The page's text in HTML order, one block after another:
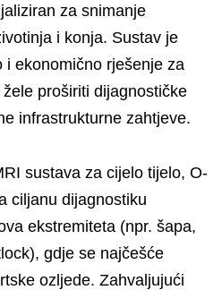
za snimanje
i konja. Sustav je
i ekonomično rješenje za
proširiti dijagnostičke
infrastrukturne zahtjeve.
sustava za cijelo tijelo, O-
ciljanu dijagnostiku
ekstremiteta (npr. šapa,
gdje se najčešće
ozljede. Zahvaljujući